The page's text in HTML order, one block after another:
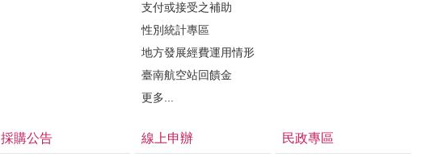
支付或接受之補助
性別統計專區
地方發展經費運用情形
臺南航空站回饋金
更多...
採購公告 線上申辦 民政專區